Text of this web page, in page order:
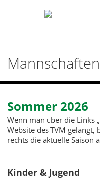
Mannschaften
Sommer 2026
Wenn man über die Links
Website des TVM gelangt,
rechts die aktuelle Saison
Kinder & Jugend